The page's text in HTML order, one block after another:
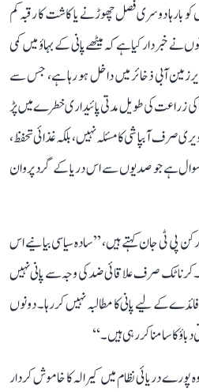
بارہا دوسری فصل چھوڑنے یا کاشت کا رقبہ کم
نے خبردار کیا ہے کہ میٹھے پانی کے بہاؤ میں کمی
آبی ذخائر میں داخل ہو رہا ہے، جس سے
کی زراعت کی طویل مدتی پائیداری خطرے میں پڑ
صرف آبپاشی کا مسئلہ نہیں، بلکہ غذائی تحفظ،
ہے جو صدیوں سے اس دریا کے گرد پروان
ٹی جان کہتے ہیں، ’’سادہ سیاسی بیانیے اس
کرناٹک صرف علاقائی ضد کی وجہ سے پانی نہیں
کے لیے پانی کا مطالبہ نہیں کر رہا۔ دونوں
دباؤ کا سامنا کر رہی ہیں۔‘‘
دریائی نظام میں کیرالہ کا خاموش کردار